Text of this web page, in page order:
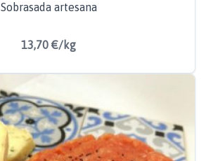
Sobrasada artesana
13,70 €/kg